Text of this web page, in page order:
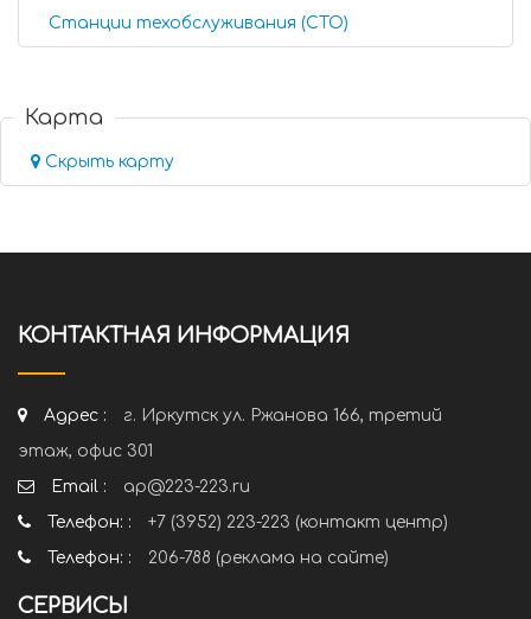
Станции техобслуживания (СТО)
Карта
Скрыть карту
КОНТАКТНАЯ ИНФОРМАЦИЯ
Адрес :
г. Иркутск ул. Ржанова 166, третий
этаж, офис 301
Email :
ap@223-223.ru
Телефон: :
+7 (3952) 223-223 (контакт центр)
Телефон: :
206-788 (реклама на сайте)
СЕРВИСЫ